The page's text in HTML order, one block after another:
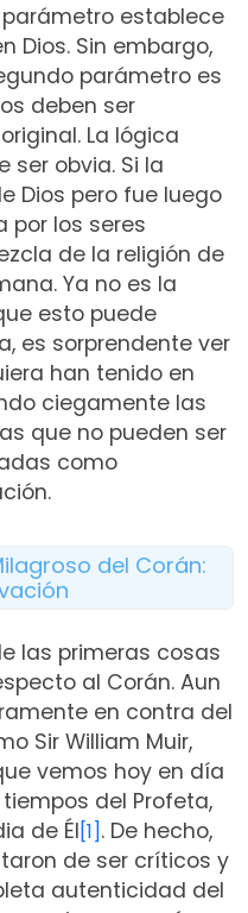
establece
Dios. Sin embargo,
parámetro es
deben ser
La lógica
ser obvia. Si la
Dios pero fue luego
por los seres
de la religión de
Ya no es la
esto puede
es sorprendente ver
han tenido en
ciegamente las
que no pueden ser
como
del Corán:
las primeras cosas
al Corán. Aun
en contra del
Sir William Muir,
vemos hoy en día
del Profeta,
de Él[1]. De hecho,
de ser críticos y
autenticidad del